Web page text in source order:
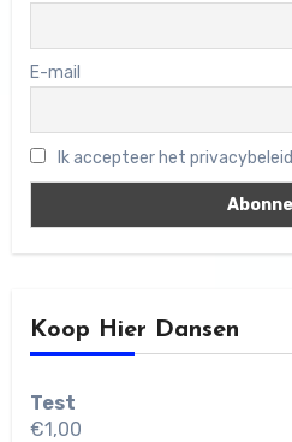
E-mail
Ik accepteer het privacybeleid
Koop Hier Dansen
Test
€1,00